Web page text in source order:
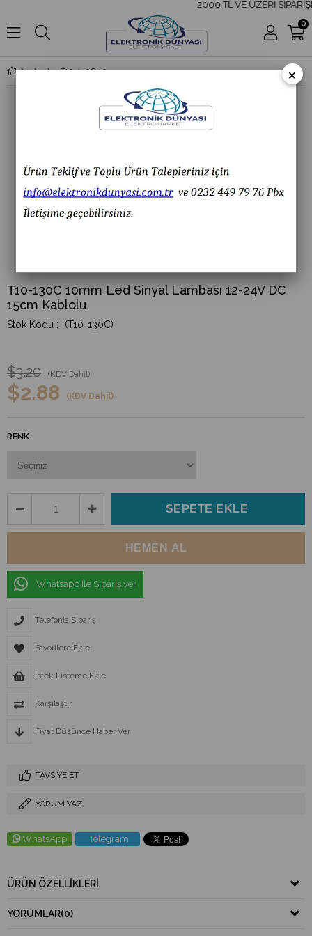
2000 TL VE ÜZERİ
0
T10-130C 10mm Led Sinyal Lambası 12-24V DC 15cm Kablolu
T10-130C 10mm Led Sinyal Lambası 12-24V DC
15cm Kablolu
(T10-130C)
$3.20 (KDV Dahil)
$2.88 (KDV Dahil)
RENK
Whatsapp İle Sipariş ver
Telefonla Sipariş
Favorilere Ekle
İstek Listeme Ekle
Karşılaştır
Fiyat Düşünce Haber Ver
TAVSIYE ET
YORUM YAZ
WhatsApp Telegram
ÜRÜN ÖZELLIKLERI
YORUMLAR(0)
×